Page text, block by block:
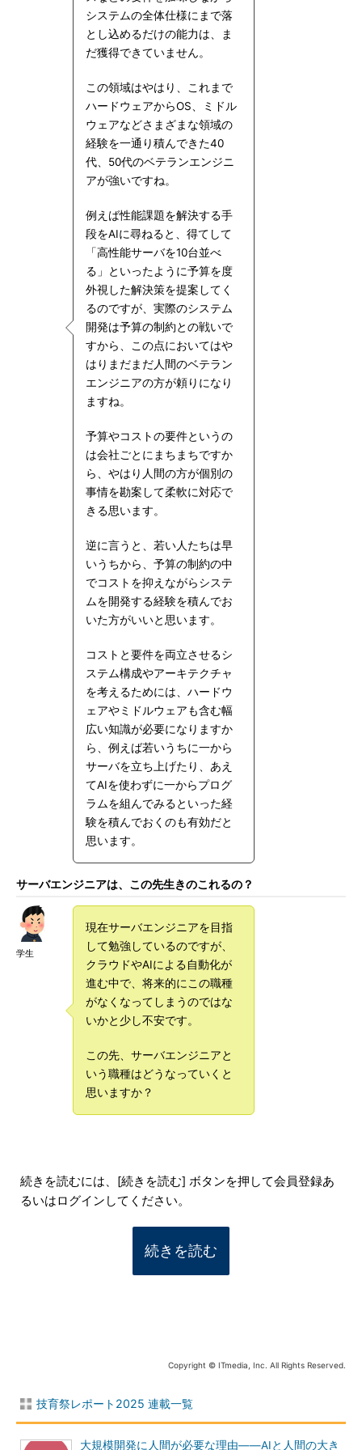
システムの全体仕様にまで落
とし込めるだけの能力は、ま
だ獲得できていません。
この領域はやはり、これまで
ハードウェアからOS、ミドル
ウェアなどさまざまな領域の
経験を一通り積んできた40
代、50代のベテランエンジニ
アが強いですね。
例えば性能課題を解決する手
段をAIに尋ねると、得てして
「高性能サーバを10台並べ
る」といったように予算を度
外視した解決策を提案してく
るのですが、実際のシステム
開発は予算の制約との戦いで
すから、この点においてはや
はりまだまだ人間のベテラン
エンジニアの方が頼りになり
ますね。
予算やコストの要件というの
は会社ごとにまちまちですか
ら、やはり人間の方が個別の
事情を勘案して柔軟に対応で
きる思います。
逆に言うと、若い人たちは早
いうちから、予算の制約の中
でコストを抑えながらシステ
ムを開発する経験を積んでお
いた方がいいと思います。
コストと要件を両立させるシ
ステム構成やアーキテクチャ
を考えるためには、ハードウ
ェアやミドルウェアも含む幅
広い知識が必要になりますか
ら、例えば若いうちに一から
サーバを立ち上げたり、あえ
てAIを使わずに一からプログ
ラムを組んでみるといった経
験を積んでおくのも有効だと
思います。
サーバエンジニアは、この先生きのこれるの？
学生
現在サーバエンジニアを目指
して勉強しているのですが、
クラウドやAIによる自動化が
進む中で、将来的にこの職種
がなくなってしまうのではな
いかと少し不安です。
この先、サーバエンジニアと
いう職種はどうなっていくと
思いますか？
続きを読むには、[続きを読む] ボタンを押して会員登録あ
るいはログインしてください。
続きを読む
Copyright © ITmedia, Inc. All Rights Reserved.
技育祭レポート2025 連載一覧
大規模開発に人間が必要な理由――AIと人間の大き